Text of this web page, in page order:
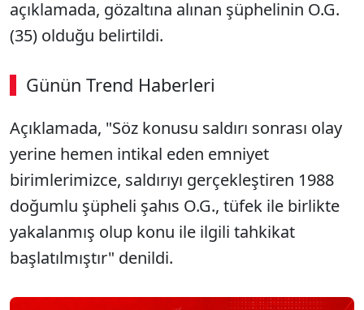
açıklamada, gözaltına alınan şüphelinin O.G.
(35) olduğu belirtildi.
Günün Trend Haberleri
Açıklamada, "Söz konusu saldırı sonrası olay
yerine hemen intikal eden emniyet
birimlerimizce, saldırıyı gerçekleştiren 1988
doğumlu şüpheli şahıs O.G., tüfek ile birlikte
yakalanmış olup konu ile ilgili tahkikat
başlatılmıştır" denildi.